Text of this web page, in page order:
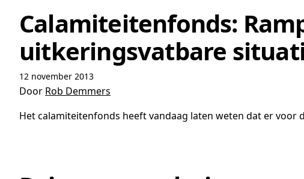
Calamiteitenfonds:
uitkeringsvatbare
12 november 2013
Door Rob Demmers
Het calamiteitenfonds heeft vandaag laten weten dat er voor